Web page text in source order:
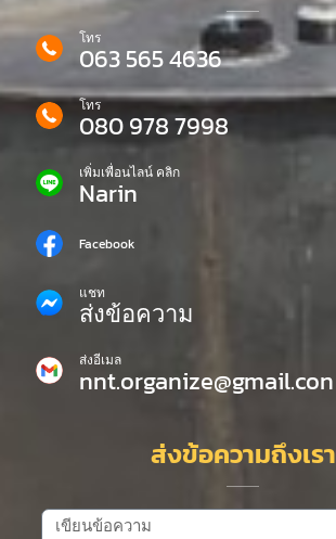
โทร
063 565 4636
โทร
080 978 7998
เพิ่มเพื่อนไลน์ คลิก
Narin
Facebook
แชท
ส่งข้อความ
ส่งอีเมล
nnt.organize@gmail.con
ส่งข้อความถึงเรา